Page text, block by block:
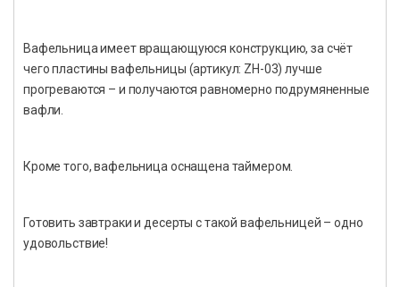
Вафельница имеет вращающуюся конструкцию, за счёт
чего пластины вафельницы (артикул: ZH-03) лучше
прогреваются – и получаются равномерно подрумяненные
вафли.
Кроме того, вафельница оснащена таймером.
Готовить завтраки и десерты с такой вафельницей – одно
удовольствие!